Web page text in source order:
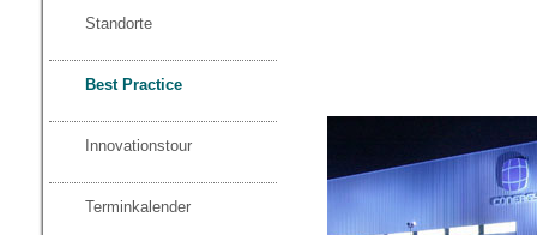
Standorte
Best Practice
Innovationstour
Terminkalender